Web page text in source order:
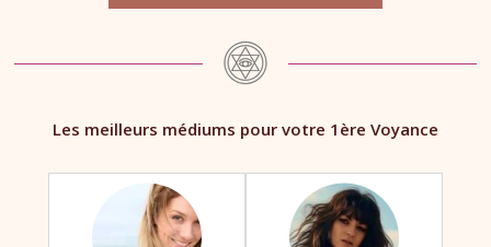
Les meilleurs médiums pour votre 1ère Voyance